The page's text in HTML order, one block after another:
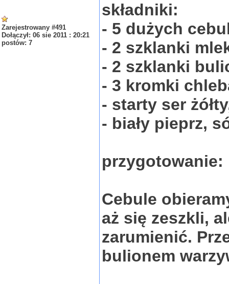
Zarejestrowany #491
Dołączył: 06 sie 2011 : 20:21
postów: 7
składniki:
- 5 dużych
- 2 szklanki
- 2 szklanki
- 3 kromki
- starty ser
- biały pieprz,
przygotowanie:
Cebule
aż się zeszkli,
zarumienić.
bulionem